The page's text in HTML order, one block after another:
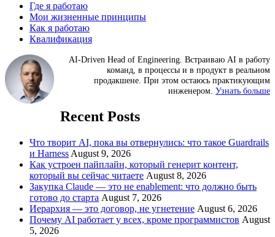
Где я работаю
Мои жизненные принципы
Как я работаю
Квалификация
AI-Driven Head of Engineering. Встраиваю AI в работу
команд, в процессы и в продукт в реальном
продакшене. При этом остаюсь практикующим
инженером. Узнать больше
Recent Posts
Что творит AI, пока вы отвернулись: что такое Guardrails
и Harness August 9, 2026
Как устроен пайплайн, который генерит контент,
который вы сейчас читаете August 8, 2026
Закупка Claude — это не enablement: что должно быть
готово до старта August 7, 2026
Иерархия — это договор, не угнетение August 6, 2026
Почему AI работает у всех, кроме программистов August
5, 2026